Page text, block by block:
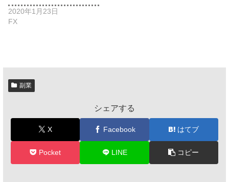
2020年1月23日
FX
副業
シェアする
X Facebook はてブ
Pocket LINE コピー